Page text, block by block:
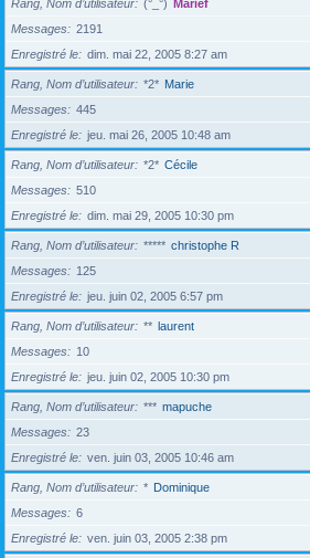
Rang, Nom d’utilisateur (°_°) Marief
Messages
2191
Enregistré le
dim. mai 22, 2005 8:27 am
Rang, Nom d’utilisateur *2* Marie
Messages
445
Enregistré le
jeu. mai 26, 2005 10:48 am
Rang, Nom d’utilisateur *2* Cécile
Messages
510
Enregistré le
dim. mai 29, 2005 10:30 pm
Rang, Nom d’utilisateur ***** christophe R
Messages
125
Enregistré le
jeu. juin 02, 2005 6:57 pm
Rang, Nom d’utilisateur ** laurent
Messages
10
Enregistré le
jeu. juin 02, 2005 10:30 pm
Rang, Nom d’utilisateur *** mapuche
Messages
23
Enregistré le
ven. juin 03, 2005 10:46 am
Rang, Nom d’utilisateur * Dominique
Messages
6
Enregistré le
ven. juin 03, 2005 2:38 pm